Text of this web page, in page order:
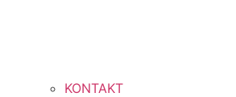
KONTAKT